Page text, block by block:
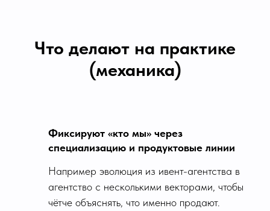
Что делают на практике
(механика)
Фиксируют «кто мы» через
специализацию и продуктовые линии
Например эволюция из ивент-агентства в
агентство с несколькими векторами, чтобы
чётче объяснять, что именно продают.